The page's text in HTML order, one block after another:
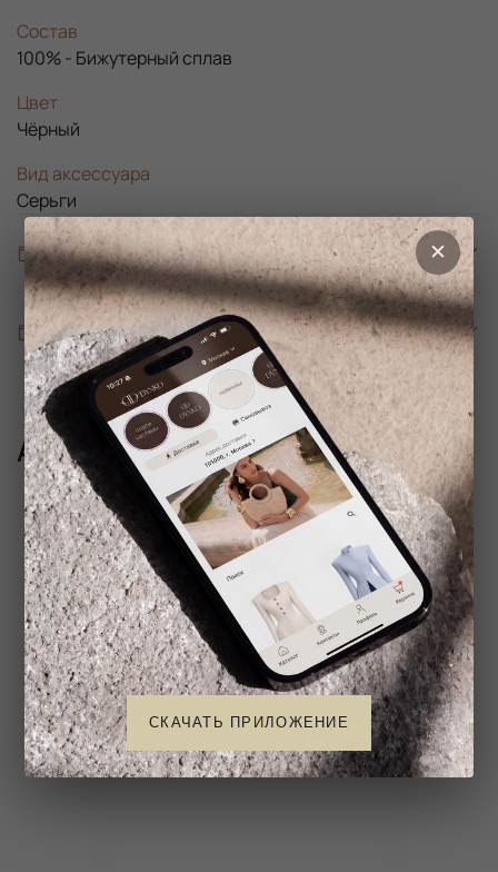
Состав
100% - Бижутерный сплав
Цвет
Чёрный
Вид аксессуара
Серьги
Об изделии
Параметры изделия
Аналогичные товары
СКАЧАТЬ ПРИЛОЖЕНИЕ